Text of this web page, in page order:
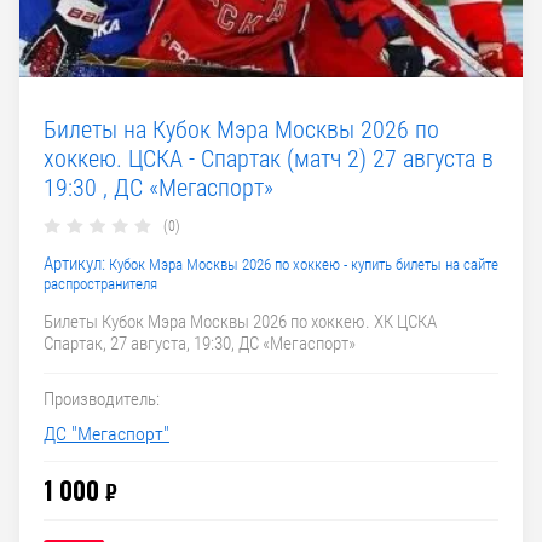
Билеты на Кубок Мэра Москвы 2026 по
хоккею. ЦСКА - Спартак (матч 2) 27 августа в
19:30 , ДС «Мегаспорт»
(0)
Артикул: Кубок Мэра Москвы 2026 по хоккею - купить билеты на сайте
распространителя
Билеты Кубок Мэра Москвы 2026 по хоккею. ХК ЦСКА
Спартак, 27 августа, 19:30, ДС «Мегаспорт»
Производитель:
ДС "Мегаспорт"
1 000 ₽